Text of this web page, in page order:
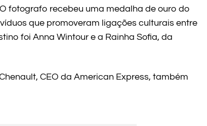
fotografo recebeu uma medalha de ouro do
que promoveram ligações culturais entre
foi Anna Wintour e a Rainha Sofia, da
CEO da American Express, também